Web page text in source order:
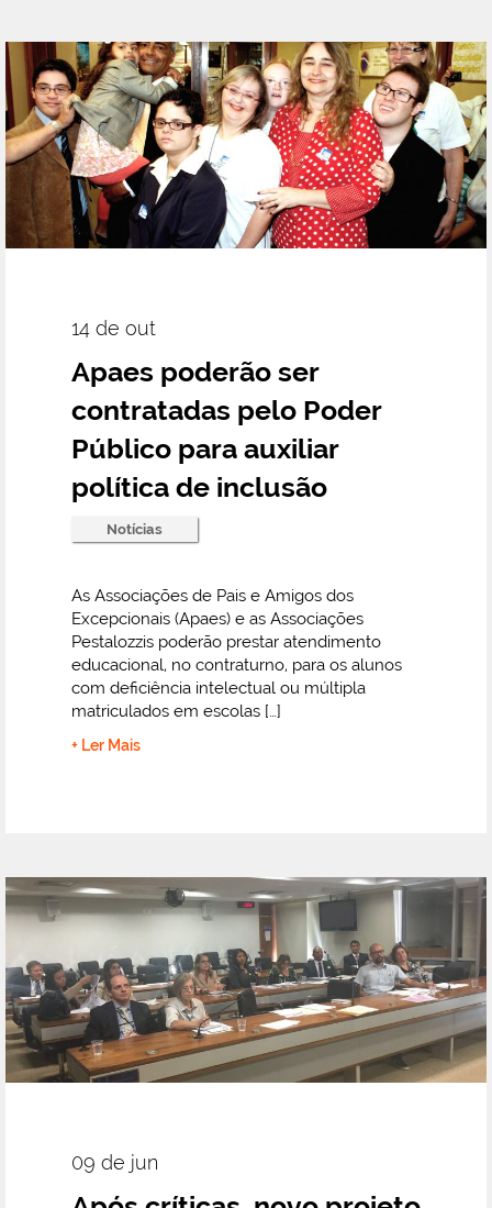
14 de out
Apaes poderão ser
contratadas pelo Poder
Público para auxiliar
política de inclusão
Notícias
As Associações de Pais e Amigos dos
Excepcionais (Apaes) e as Associações
Pestalozzis poderão prestar atendimento
educacional, no contraturno, para os alunos
com deficiência intelectual ou múltipla
matriculados em escolas […]
+ Ler Mais
09 de jun